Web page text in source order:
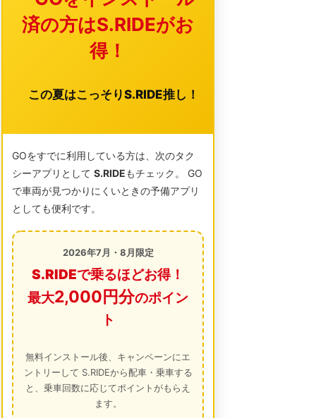
済の方はS.RIDEがお
得！
この夏はこっそりS.RIDE推し！
GOをすでに利用している方は、次のタク
シーアプリとしてS.RIDEもチェック。 GO
で車両が見つかりにくいときの予備アプリ
としても便利です。
2026年7月・8月限定
S.RIDEで乗るほどお得！
最大2,000円分のポイン
ト
無料インストール後、キャンペーンにエ
ントリーして S.RIDEから配車・乗車する
と、乗車回数に応じてポイントがもらえ
ます。